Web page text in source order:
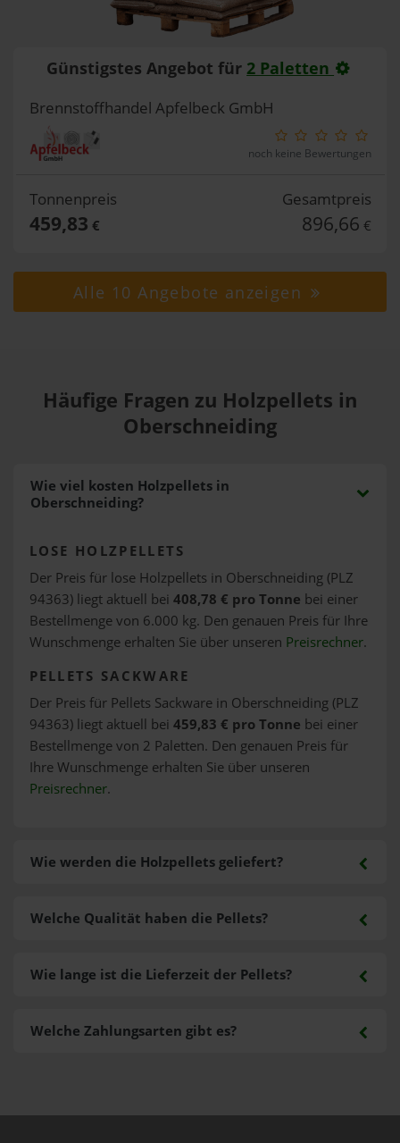
Günstigstes Angebot für 2 Paletten
Brennstoffhandel Apfelbeck GmbH
noch keine Bewertungen
Tonnenpreis
459,83 €
Gesamtpreis
896,66 €
Alle 10 Angebote anzeigen
Häufige Fragen zu Holzpellets in
Oberschneiding
Wie viel kosten Holzpellets in
Oberschneiding?
LOSE HOLZPELLETS
Der Preis für lose Holzpellets in Oberschneiding (PLZ
94363) liegt aktuell bei 408,78 € pro Tonne bei einer
Bestellmenge von 6.000 kg. Den genauen Preis für Ihre
Wunschmenge erhalten Sie über unseren Preisrechner.
PELLETS SACKWARE
Der Preis für Pellets Sackware in Oberschneiding (PLZ
94363) liegt aktuell bei 459,83 € pro Tonne bei einer
Bestellmenge von 2 Paletten. Den genauen Preis für
Ihre Wunschmenge erhalten Sie über unseren
Preisrechner.
Wie werden die Holzpellets geliefert?
Welche Zahlungsarten gibt es?
Welche Qualität haben die Pellets?
Wie lange ist die Lieferzeit der Pellets?